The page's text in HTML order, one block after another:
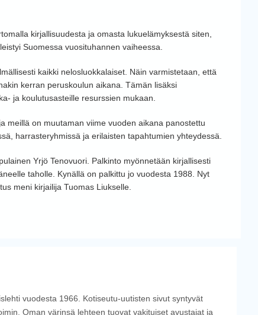
kirjallisuudesta ja omasta lukuelämyksestä siten,
Suomessa vuosituhannen vaiheessa.
kaikki nelosluokkalaiset. Näin varmistetaan, että
kerran peruskoulun aikana. Tämän lisäksi
ja koulutusasteille resurssien mukaan.
meillä on muutaman viime vuoden aikana panostettu
harrasteryhmissä ja erilaisten tapahtumien yhteydessä.
Yrjö Tenovuori. Palkinto myönnetään kirjallisesti
taholle. Kynällä on palkittu jo vuodesta 1988. Nyt
meni kirjailija Tuomas Liukselle.
vuodesta 1966. Kotiseutu-uutisten sivut syntyvät
Oman värinsä lehteen tuovat vakituiset avustajat ja